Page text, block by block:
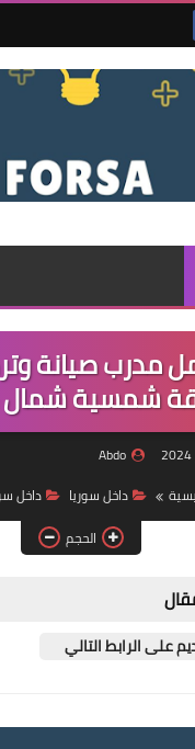
القائمة
مناقصات
فرص عمل
فرص
فرص عمل
دورات تدريبية
مدرب صيانة
شمسية شمال
Abdo
داخل سوريا
داخل
الحجم
على الرابط التالي